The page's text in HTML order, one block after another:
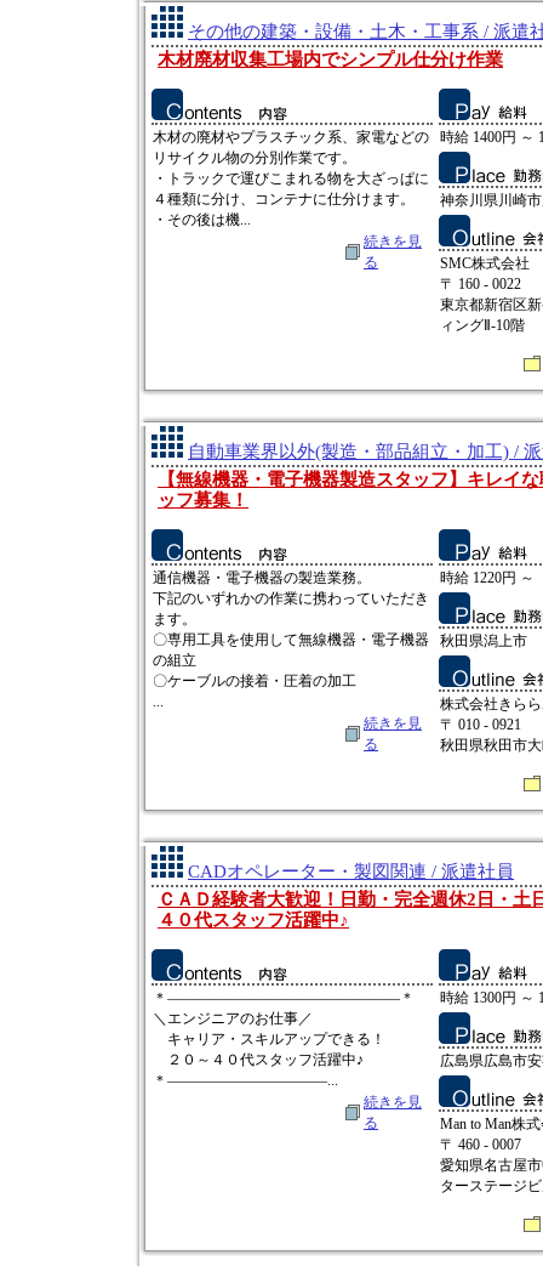
その他の建築・設備・土木・工事系 / 派遣
木材廃材収集工場内でシンプル仕分け作業
木材の廃材やプラスチック系、家電などの
リサイクル物の分別作業です。
・トラックで運びこまれる物を大ざっぱに
４種類に分け、コンテナに仕分けます。
・その後は機...
続きを見
る
時給 1400円 ～
神奈川県川崎
SMC株式会社
〒 160 - 0022
東京都新宿区
ィングⅡ-10階
自動車業界以外(製造・部品組立・加工) /
【無線機器・電子機器製造スタッフ】キレイ
ッフ募集！
通信機器・電子機器の製造業務。
下記のいずれかの作業に携わっていただき
ます。
〇専用工具を使用して無線機器・電子機器
の組立
〇ケーブルの接着・圧着の加工
...
続きを見
る
時給 1220円 ～
秋田県潟上市
株式会社きら
〒 010 - 0921
秋田県秋田市
CADオペレーター・製図関連 / 派遣社員
ＣＡＤ経験者大歓迎！日勤・完全週休2日・土
４０代スタッフ活躍中♪
＊――――――――――――――――＊
＼エンジニアのお仕事／
キャリア・スキルアップできる！
２０～４０代スタッフ活躍中♪
＊―――――――――――...
続きを見
る
時給 1300円 ～
広島県広島市
Man to Man株
〒 460 - 0007
愛知県名古屋
ターステージ